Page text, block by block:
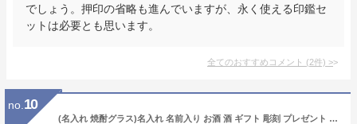
でしょう。押印の省略も進んでいますが、永く使える印鑑セ
ットは必要とも思います。
全てのおすすめコメント (2件) >
no. 10
(名入れ 焼酎グラス)名入れ 名前入り お酒 酒 ギフト 彫刻 プレゼント お歳暮 成人祝い 還暦祝い 古希祝い 誕生日 出産祝い 男性 女性 贈り物 退職祝い 結婚祝い お祝い 開店祝い【送料無料】【名入れ】